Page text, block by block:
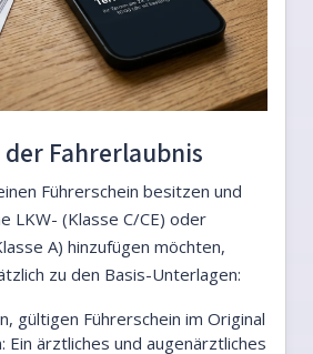
Fahrerlaubnis
Führerschein besitzen und
LKW- (Klasse C/CE) oder
A) hinzufügen möchten,
zu den Basis-Unterlagen:
gültigen Führerschein im Original
Ein ärztliches und augenärztliches